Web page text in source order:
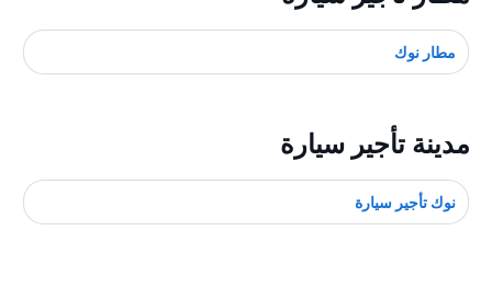
مطار نوك
مدينة تأجير سيارة
نوك تأجير سيارة